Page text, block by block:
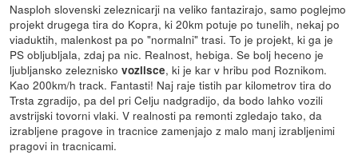
Nasploh slovenski zeleznicarji na veliko fantazirajo, samo poglejmo
projekt drugega tira do Kopra, ki 20km potuje po tunelih, nekaj po
viaduktih, malenkost pa po "normalni" trasi. To je projekt, ki ga je
PS obljubljala, zdaj pa nic. Realnost, hebiga. Se bolj heceno je
ljubljansko zelezniskovozlisce, ki je kar v hribu pod Roznikom.
Kao 200km/h track. Fantasti! Naj raje tistih par kilometrov tira do
Trsta zgradijo, pa del pri Celju nadgradijo, da bodo lahko vozili
avstrijski tovorni vlaki. V realnosti pa remonti zgledajo tako, da
izrabljene pragove in tracnice zamenjajo z malo manj izrabljenimi
pragovi in tracnicami.